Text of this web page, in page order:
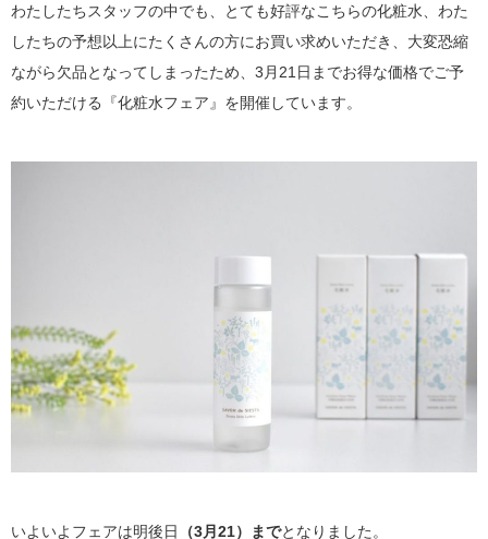
わたしたちスタッフの中でも、とても好評なこちらの化粧水、わた
したちの予想以上にたくさんの方にお買い求めいただき、大変恐縮
ながら欠品となってしまったため、3月21日までお得な価格でご予
約いただける『化粧水フェア』を開催しています。
いよいよフェアは明後日 （3月21）までとなりました。